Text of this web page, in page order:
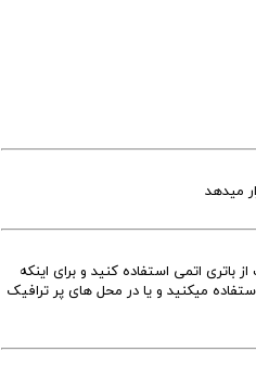
میدهد
و کیفیت بهتر است از باتری اتمی استفاده کنید و برای اینکه
میکنید و یا در محل های پر ترافیک